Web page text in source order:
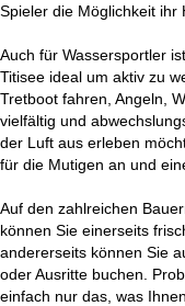
Spieler die Möglichkeit ihr
Auch für Wassersportler
Titisee ideal um aktiv zu
Tretboot fahren, Angeln,
vielfältig und
der Luft aus erleben
für die Mutigen an und
Auf den zahlreichen
können Sie einerseits
andererseits können Sie
oder Ausritte buchen.
einfach nur das, was